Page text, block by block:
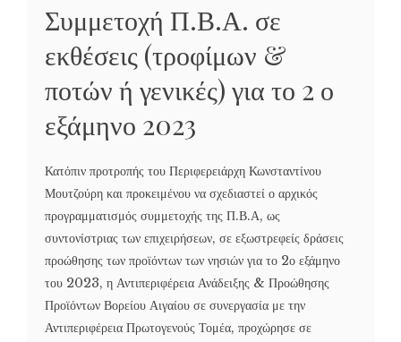
Συμμετοχή Π.Β.Α. σε
εκθέσεις (τροφίμων &
ποτών ή γενικές) για το 2 ο
εξάμηνο 2023
Κατόπιν προτροπής του Περιφερειάρχη Κωνσταντίνου
Μουτζούρη και προκειμένου να σχεδιαστεί ο αρχικός
προγραμματισμός συμμετοχής της Π.Β.Α, ως
συντονίστριας των επιχειρήσεων, σε εξωστρεφείς δράσεις
προώθησης των προϊόντων των νησιών για το 2ο εξάμηνο
του 2023, η Αντιπεριφέρεια Ανάδειξης & Προώθησης
Προϊόντων Βορείου Αιγαίου σε συνεργασία με την
Αντιπεριφέρεια Πρωτογενούς Τομέα, προχώρησε σε